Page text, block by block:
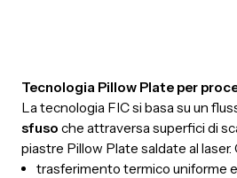
Tecnologia Pillow Plate per
La tecnologia FIC si basa su un
sfuso che attraversa superfici di
piastre Pillow Plate saldate al
trasferimento termico uniforme